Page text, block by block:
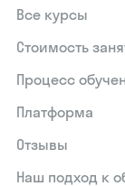
Все курсы
Стоимость
Процесс
Платформа
Отзывы
Наш подход к